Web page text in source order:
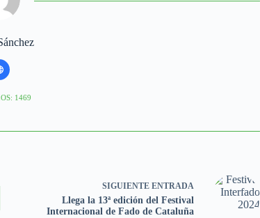
1469
SIGUIENTE ENTRADA
Llega la 13ª edición del Festival
Internacional de Fado de Cataluña